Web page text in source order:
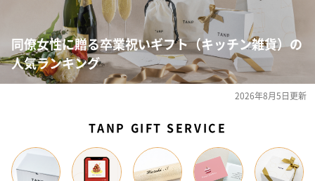
同僚女性に贈る卒業祝いギフト（キッチン雑貨）の
人気ランキング
2026年8月5日更新
TANP GIFT SERVICE